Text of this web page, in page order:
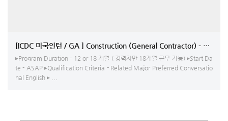
[ICDC 미국인턴 / GA ] Construction (General Contractor) - 현장 공
▸Program Duration - 12 or 18 개월 ( 경력자만 18개월 근무 가능) ▸Start Da
te - ASAP ▸Qualification Criteria - Related Major Preferred Conversatio
nal English ▸ ...